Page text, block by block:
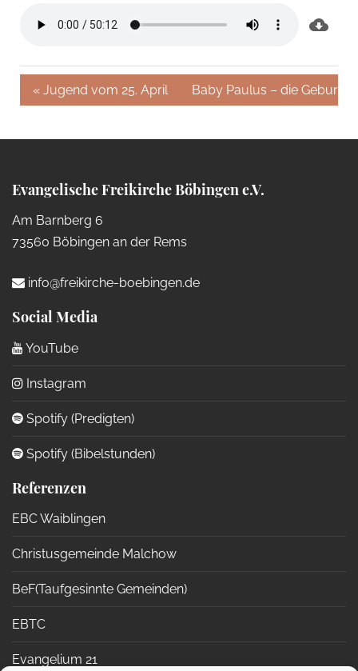
« Jugend vom 25. April Baby Paulus – die Geburt »
Evangelische Freikirche Böbingen e.V.
Am Barnberg 6
73560 Böbingen an der Rems
info@freikirche-boebingen.de
Social Media
YouTube
Instagram
Spotify (Predigten)
Spotify (Bibelstunden)
Referenzen
EBC Waiblingen
Christusgemeinde Malchow
BeF(Taufgesinnte Gemeinden)
EBTC
Evangelium 21